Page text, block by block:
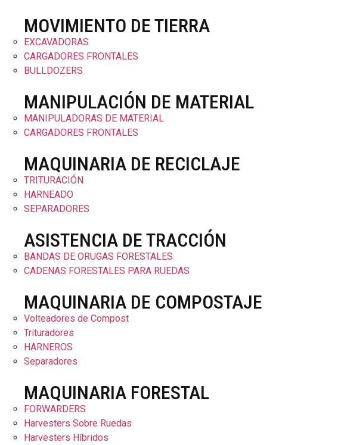
MOVIMIENTO DE TIERRA
EXCAVADORAS
CARGADORES FRONTALES
BULLDOZERS
MANIPULACIÓN DE MATERIAL
MANIPULADORAS DE MATERIAL
CARGADORES FRONTALES
MAQUINARIA DE RECICLAJE
TRITURACIÓN
HARNEADO
SEPARADORES
ASISTENCIA DE TRACCIÓN
BANDAS DE ORUGAS FORESTALES
CADENAS FORESTALES PARA RUEDAS
MAQUINARIA DE COMPOSTAJE
Volteadores de Compost
Trituradores
HARNEROS
Separadores
MAQUINARIA FORESTAL
FORWARDERS
Harvesters Sobre Ruedas
Harvesters Híbridos